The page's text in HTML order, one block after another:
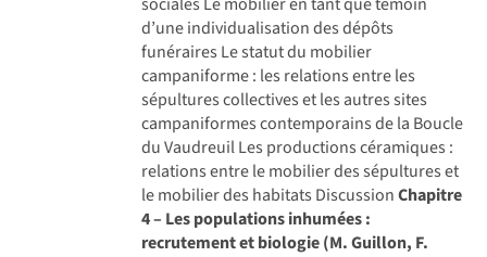
d’une individualisation des dépôts
funéraires Le statut du mobilier
campaniforme : les relations entre les
sépultures collectives et les autres sites
campaniformes contemporains de la Boucle
du Vaudreuil Les productions céramiques :
relations entre le mobilier des sépultures et
le mobilier des habitats DiscussionChapitre
4 – Les populations inhumées :
recrutement et biologie (M. Guillon, F.